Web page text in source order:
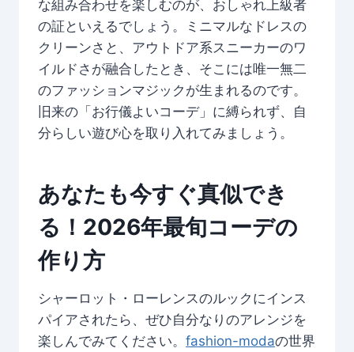
な組み合わせを楽しむのが、おしゃれ上級者
の証といえるでしょう。ミニマルなドレスの
クリーンさと、アウトドア系スニーカーのワ
イルドさが融合したとき、そこには唯一無二
のファッションマジックが生まれるのです。
旧来の「お行儀よいコーデ」に縛られず、自
分らしい遊び心を取り入れてみましょう。
あなたも今すぐ真似でき
る！2026年最旬コーデの
作り方
シャーロット・ローレンスのルックにインス
パイアされたら、ぜひ自分なりのアレンジを
楽しんでみてください。 fashion-modaの世界